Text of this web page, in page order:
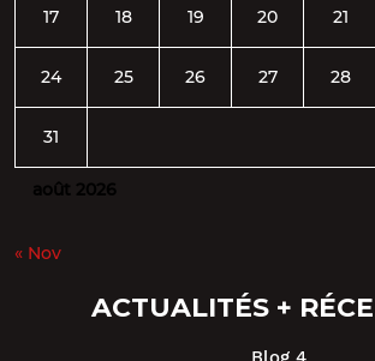
août 2026
17 18 19 20 21
24 25 26 27 28
31
« Nov
ACTUALITÉS +